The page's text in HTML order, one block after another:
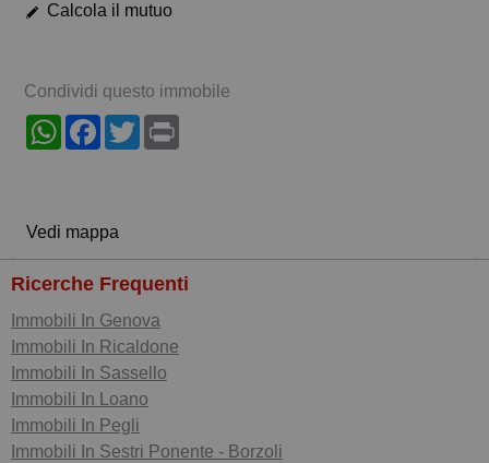
Calcola il mutuo
Condividi questo immobile
WhatsAppFacebook
Twitter
Vedi mappa
Ricerche Frequenti
Immobili In Genova
Immobili In Ricaldone
Immobili In Sassello
Immobili In Loano
Immobili In Pegli
Immobili In Sestri Ponente - Borzoli